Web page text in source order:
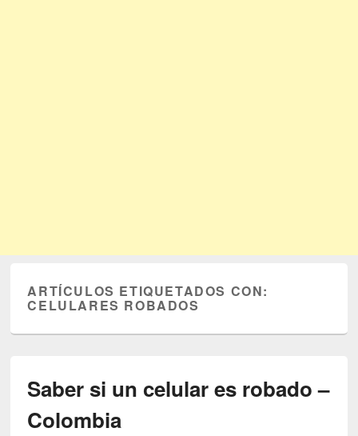
ARTÍCULOS ETIQUETADOS CON:
CELULARES ROBADOS
Saber si un celular es robado –
Colombia